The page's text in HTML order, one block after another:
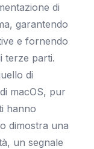
di
garantendo
e fornendo
terze parti.
di
macOS, pur
hanno
dimostra una
un segnale